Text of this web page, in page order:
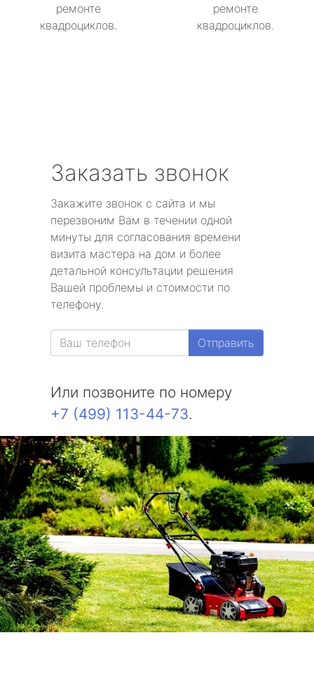
ремонте
квадроциклов.
ремонте
квадроциклов.
Заказать звонок
Закажите звонок с сайта и мы
перезвоним Вам в течении одной
минуты для согласования времени
визита мастера на дом и более
детальной консультации решения
Вашей проблемы и стоимости по
телефону.
Отправить
Или позвоните по номеру
+7 (499) 113-44-73.